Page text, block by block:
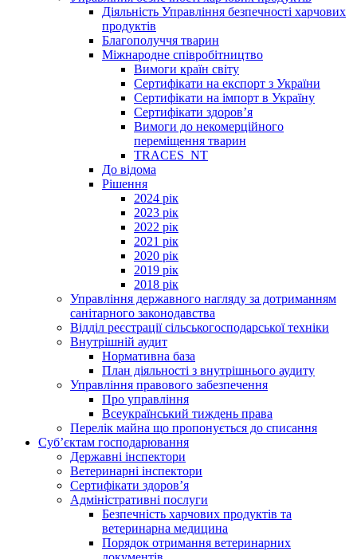
Діяльність Управління безпечності харчових
продуктів
Благополуччя тварин
Міжнародне співробітництво
Вимоги країн світу
Сертифікати на експорт з України
Сертифікати на імпорт в Україну
Сертифікати здоров’я
Вимоги до некомерційного
переміщення тварин
TRACES_NT
До відома
Рішення
2024 рік
2023 рік
2022 рік
2021 рік
2020 рік
2019 рік
2018 рік
Управління державного нагляду за дотриманням
санітарного законодавства
Відділ реєстрації сільськогосподарської техніки
Внутрішній аудит
Нормативна база
План діяльності з внутрішнього аудиту
Управління правового забезпечення
Про управління
Всеукраїнський тиждень права
Перелік майна що пропонується до списання
Суб’єктам господарювання
Державні інспектори
Ветеринарні інспектори
Сертифікати здоров’я
Адміністративні послуги
Безпечність харчових продуктів та
ветеринарна медицина
Порядок отримання ветеринарних